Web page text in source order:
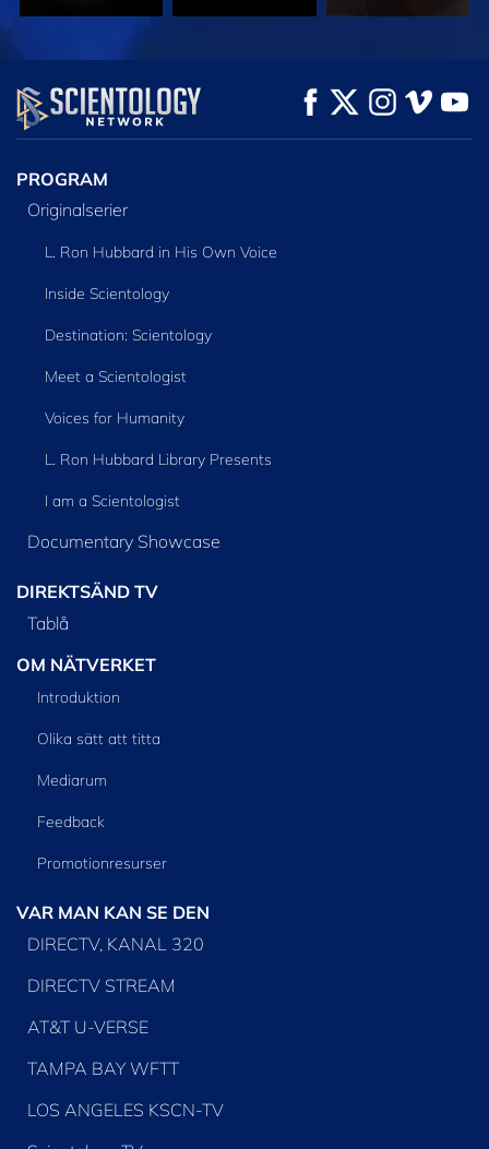
TITTA
UTFORSKA
SERIEN
PROGRAM
Originalserier
L. Ron Hubbard in His Own Voice
Inside Scientology
Destination: Scientology
Meet a Scientologist
Voices for Humanity
L. Ron Hubbard Library Presents
I am a Scientologist
Documentary Showcase
DIREKTSÄND TV
Tablå
OM NÄTVERKET
Introduktion
Olika sätt att titta
Mediarum
Feedback
Promotionresurser
VAR MAN KAN SE DEN
DIRECTV, KANAL 320
DIRECTV STREAM
AT&T U-VERSE
TAMPA BAY WFTT
LOS ANGELES KSCN-TV